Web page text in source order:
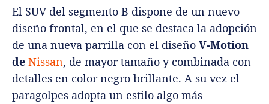
El SUV del segmento B dispone de un nuevo
diseño frontal, en el que se destaca la adopción
de una nueva parrilla con el diseño V-Motion
de Nissan, de mayor tamaño y combinada con
detalles en color negro brillante. A su vez el
paragolpes adopta un estilo algo más